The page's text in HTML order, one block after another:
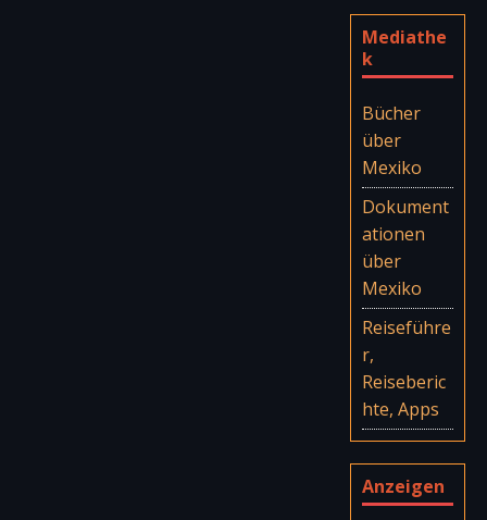
Mediathe
k
Bücher
über
Mexiko
Dokument
ationen
über
Mexiko
Reiseführe
r,
Reiseberic
hte, Apps
Anzeigen